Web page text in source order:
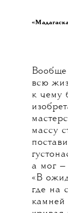
Вообще
всю
к чему
массу
а мог —
«В
где на
камней